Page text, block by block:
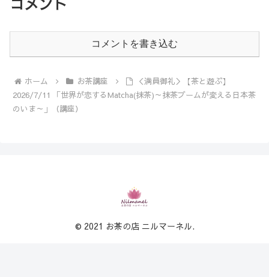
コメントを書き込む
ホーム お茶講座
＜満員御礼＞【茶と遊ぶ】
2026/7/11 「世界が恋するMatcha(抹茶)～抹茶ブームが変える日本茶
のいま～」（講座）
© 2021 お茶の店 ニルマーネル.